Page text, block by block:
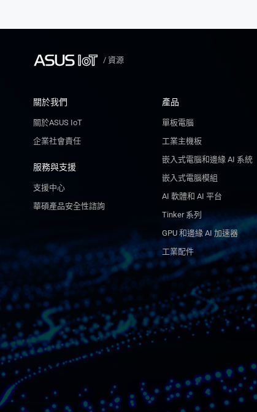
/ 資源
關於我們
關於ASUS IoT
企業社會責任
服務與支援
支援中心
華碩產品安全性諮詢
產品
單板電腦
工業主機板
嵌入式電腦和邊緣 AI 系統
嵌入式電腦模組
AI 軟體和 AI 平台
Tinker 系列
GPU 和邊緣 AI 加速器
工業配件